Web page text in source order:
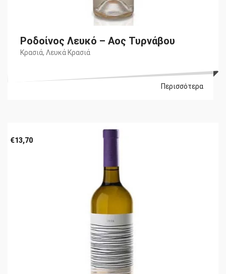
Ροδοίνος Λευκό – Αος Τυρνάβου
Κρασιά, Λευκά Κρασιά
Περισσότερα
€13,70